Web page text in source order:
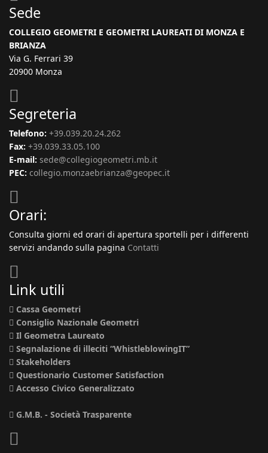
Sede
COLLEGIO GEOMETRI E GEOMETRI LAUREATI DI MONZA E
BRIANZA
Via G. Ferrari 39
20900 Monza
Segreteria
Telefono: +39.039.20.24.262
Fax: +39.039.33.05.100
E-mail: sede@collegiogeometri.mb.it
PEC: collegio.monzaebrianza@geopec.it
Orari:
Consulta giorni ed orari di apertura sportelli per i differenti
servizi andando sulla pagina Contatti
Link utili
Cassa Geometri
Consiglio Nazionale Geometri
Il Geometra Laureato
Segnalazione di illeciti “WhistleblowingIT”
Stakeholders
Questionario Customer Satisfaction
Accesso Civico Generalizzato
G.M.B. - Società Trasparente